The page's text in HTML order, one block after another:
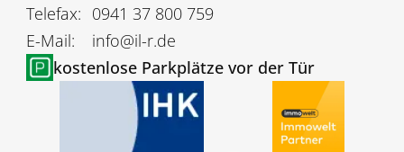
Telefax: 0941 37 800 759
E-Mail:
info@il-r.de
kostenlose Parkplätze vor der Tür